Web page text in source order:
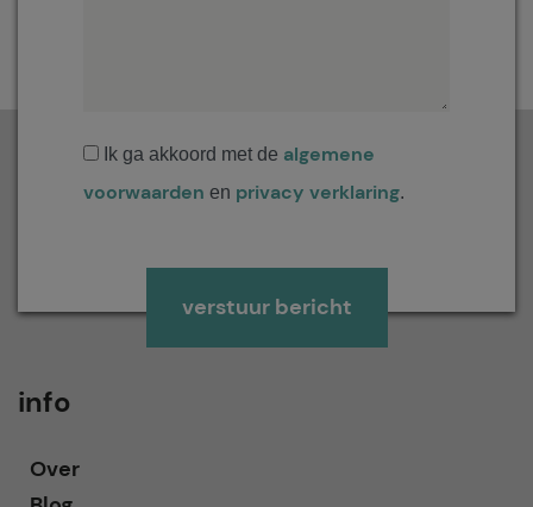
Ik ga akkoord met de algemene
voorwaarden en privacy verklaring.
info
Over